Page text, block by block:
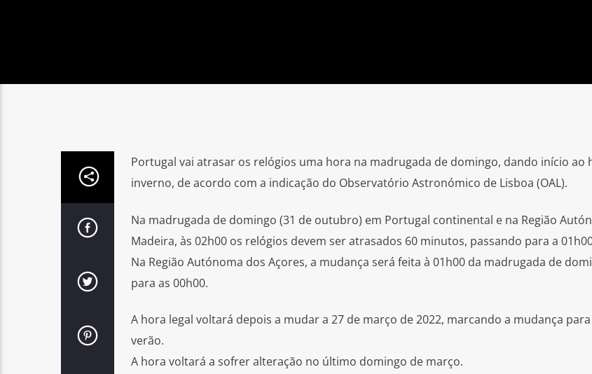
Portugal vai atrasar os relógios uma hora na madrugada de domingo, dando início ao
inverno, de acordo com a indicação do Observatório Astronómico de Lisboa (OAL).
Na madrugada de domingo (31 de outubro) em Portugal continental e na Região
Madeira, às 02h00 os relógios devem ser atrasados 60 minutos, passando para a
Na Região Autónoma dos Açores, a mudança será feita à 01h00 da madrugada de
para as 00h00.
A hora legal voltará depois a mudar a 27 de março de 2022, marcando a mudança
verão.
A hora voltará a sofrer alteração no último domingo de março.